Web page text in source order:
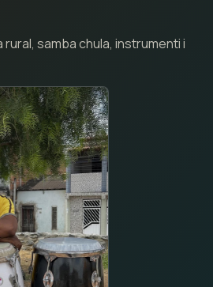
samba chula, instrumenti i